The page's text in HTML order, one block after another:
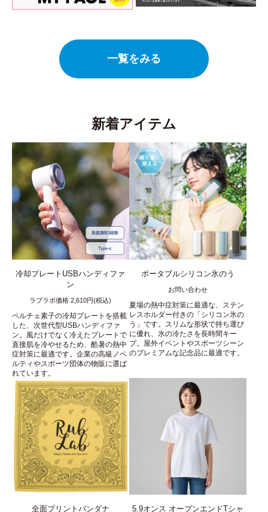
一覧をみる
新着アイテム
冷却プレートUSBハンディファ
ン
ラブラボ価格 2,610円(税込)
ペルチェ素子の冷却プレートを搭載
した、次世代型USBハンディファ
ン。風だけでなく冷えたプレートで
直接肌を冷やせるため、酷暑の熱中
症対策に最適です。企業の高級ノベ
ルティやスポーツ団体の物販に選ば
れています。
ポータブルシリコン氷のう
お問い合わせ
夏場の熱中症対策に最適な、ステン
レスホルダー付きの「シリコン氷の
う」です。スリムな形状で持ち運び
に優れ、氷の冷たさを長時間キー
プ。屋外イベントやスポーツシーン
のプレミアムな記念品に最適です。
全面プリントバンダナ 5.9オンス オープンエンドTシャ